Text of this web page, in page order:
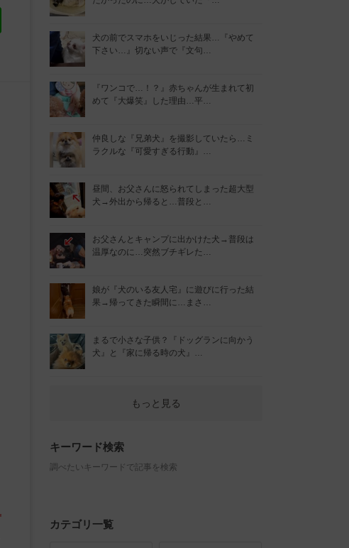
犬の前でスマホをいじった結果…『やめて
下さい…』切ない声で『文句…
『ワンコで…！？』赤ちゃんが生まれて初
めて『大爆笑』した理由…平…
仲良しな『兄弟犬』を撮影していたら…ミ
ラクルな『可愛すぎる行動』…
昼間、お父さんに怒られてしまった超大型
犬→外出から帰ると…普段と…
お父さんとキャンプに出かけた犬→普段は
温厚なのに…突然ブチギレた…
娘が『犬のいる友人宅』に遊びに行った結
果→帰ってきた瞬間に…まさ…
まるで小さな子供？『ドッグランに向かう
犬』と『家に帰る時の犬』…
もっと見る
キーワード検索
調べたいキーワードで記事を検索
カテゴリ一覧